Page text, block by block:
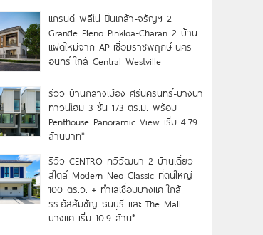
แกรนด์ พลีโน่ ปิ่นเกล้า-จรัญฯ 2
Grande Pleno Pinkloa-Charan 2 บ้าน
แฝดใหม่จาก AP เชื่อมราชพฤกษ์-นคร
อินทร์ ใกล้ Central Westville
รีวิว บ้านกลางเมือง ศรีนครินทร์-บางนา
ทาวน์โฮม 3 ชั้น 173 ตร.ม. พร้อม
Penthouse Panoramic View เริ่ม 4.79
ล้านบาท*
รีวิว CENTRO ทวีวัฒนา 2 บ้านเดี่ยว
สไตล์ Modern Neo Classic ที่ดินใหญ่
100 ตร.ว. + ทำเลเชื่อมบางแค ใกล้
รร.อัสสัมชัญ ธนบุรี และ The Mall
บางแค เริ่ม 10.9 ล้าน*